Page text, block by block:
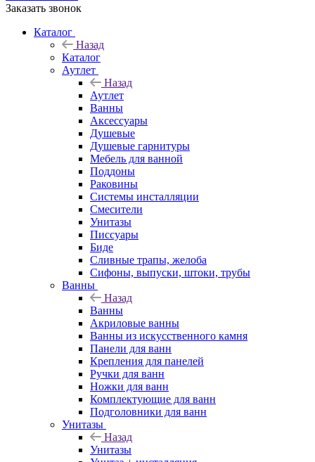
Заказать звонок
Каталог
Назад
Каталог
Аутлет
Назад
Аутлет
Ванны
Аксессуары
Душевые
Душевые гарнитуры
Мебель для ванной
Поддоны
Раковины
Системы инсталляции
Смесители
Унитазы
Писсуары
Биде
Сливные трапы, желоба
Сифоны, выпуски, штоки, трубы
Ванны
Назад
Ванны
Акриловые ванны
Ванны из искусственного камня
Панели для ванн
Крепления для панелей
Ручки для ванн
Ножки для ванн
Комплектующие для ванн
Подголовники для ванн
Унитазы
Назад
Унитазы